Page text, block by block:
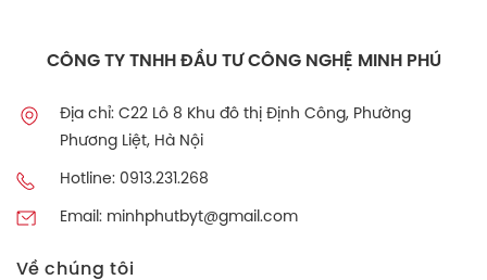
CÔNG TY TNHH ĐẦU TƯ CÔNG NGHỆ MINH PHÚ
Địa chỉ: C22 Lô 8 Khu đô thị Định Công, Phường
Phương Liệt, Hà Nội
Hotline: 0913.231.268
Email: minhphutbyt@gmail.com
Về chúng tôi